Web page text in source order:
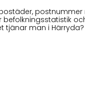
postnummer
befolkningsstatistik
tjänar man i Härryda?